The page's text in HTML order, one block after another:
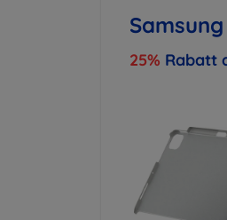
25% Rabatt